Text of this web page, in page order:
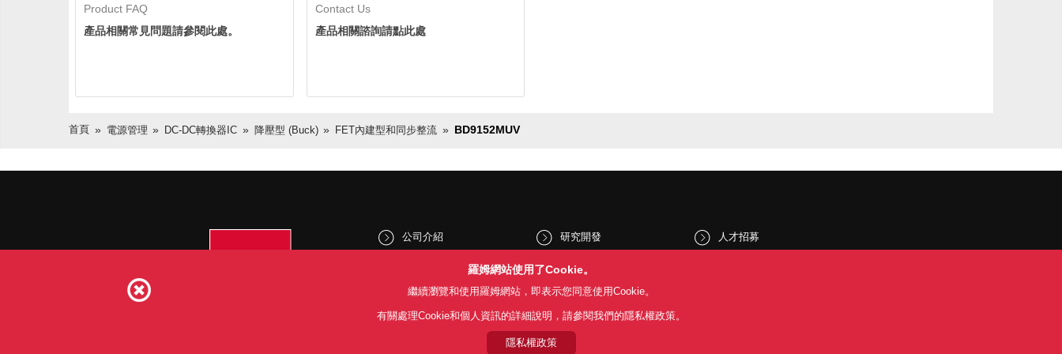
Product FAQ
產品相關常見問題請參閱此處。
Contact Us
產品相關諮詢請點此處
首頁 電源管理 DC-DC轉換器IC 降壓型 (Buck) FET內建型和同步整流 BD9152MUV
公司介紹
股東和投資人資訊
Sustainability
研究開發
文化與社會
新聞
人才招募
羅姆網站使用了Cookie。
繼續瀏覽和使用羅姆網站，即表示您同意使用Cookie。
有關處理Cookie和個人資訊的詳細說明，請參閱我們的隱私權政策。
隱私權政策